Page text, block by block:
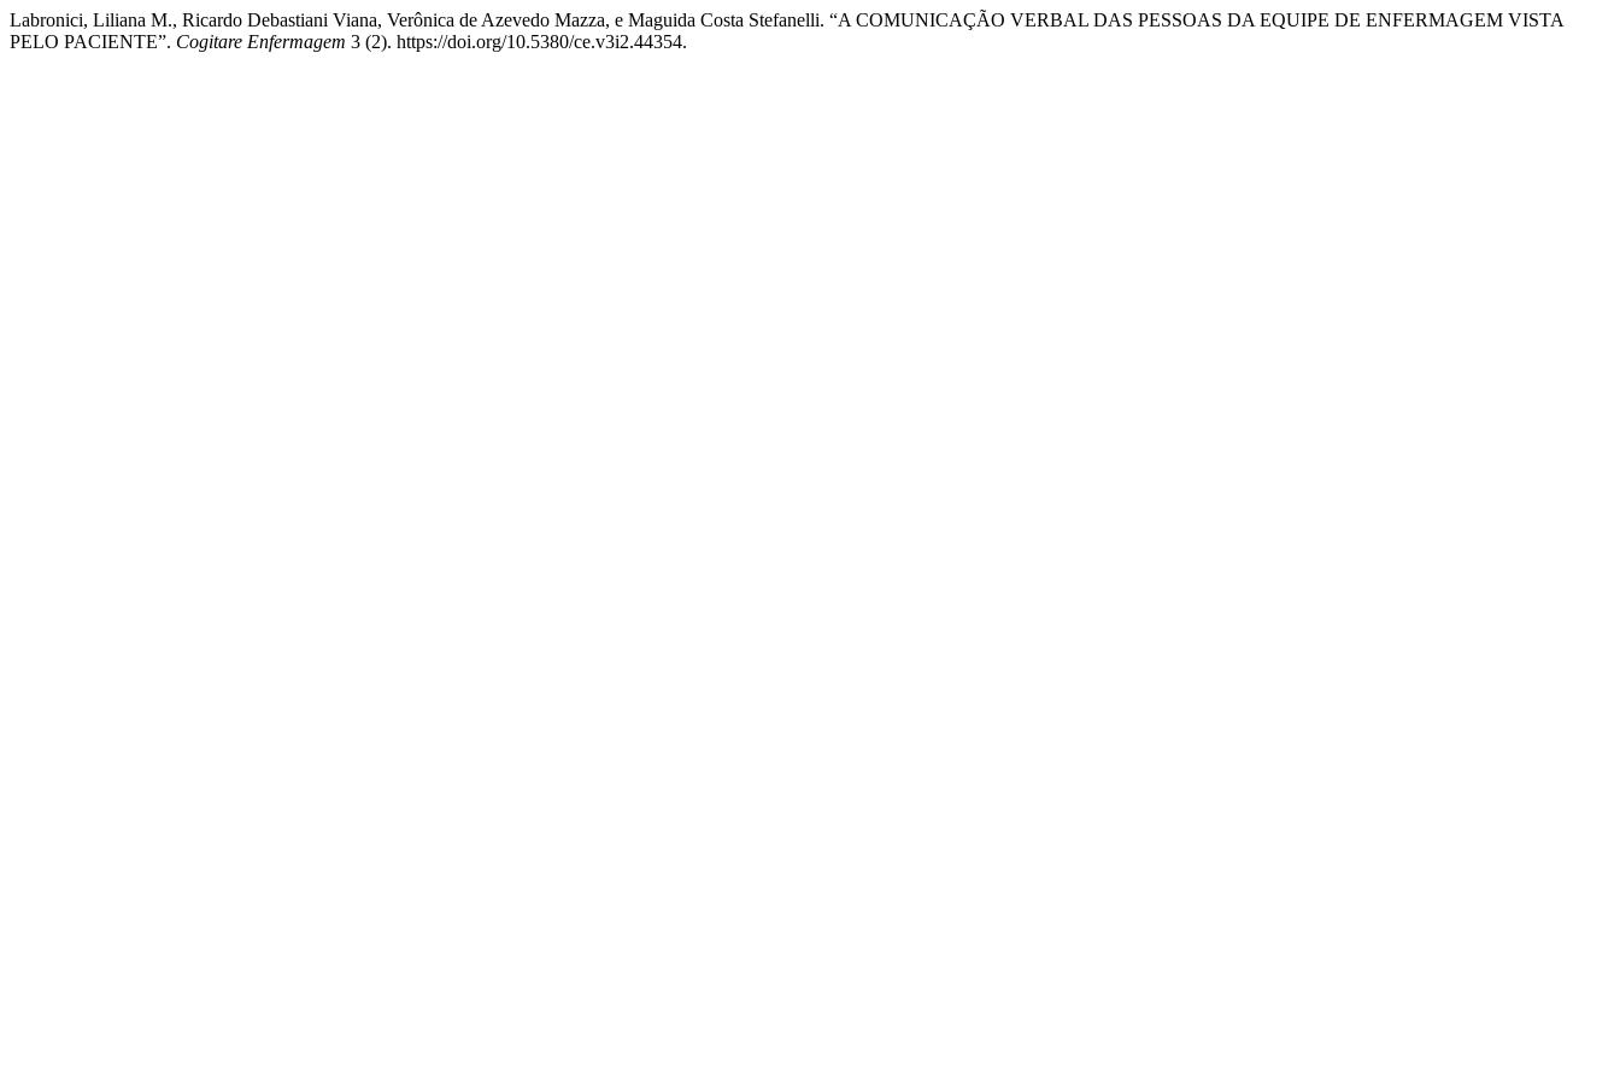
Labronici, Liliana M., Ricardo Debastiani Viana, Verônica de Azevedo Mazza, e Maguida Costa Stefanelli. “A COMUNICAÇÃO VERBAL DAS PESSOAS DA EQUIPE DE ENFERMAGEM VISTA
PELO PACIENTE”. Cogitare Enfermagem 3 (2). https://doi.org/10.5380/ce.v3i2.44354.